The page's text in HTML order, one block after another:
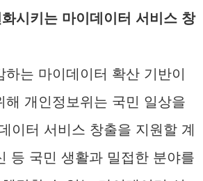
시키는 마이데이터 서비스 창
는 마이데이터 확산 기반이
해 개인정보위는 국민 일상을
이터 서비스 창출을 지원할 계
등 국민 생활과 밀접한 분야를